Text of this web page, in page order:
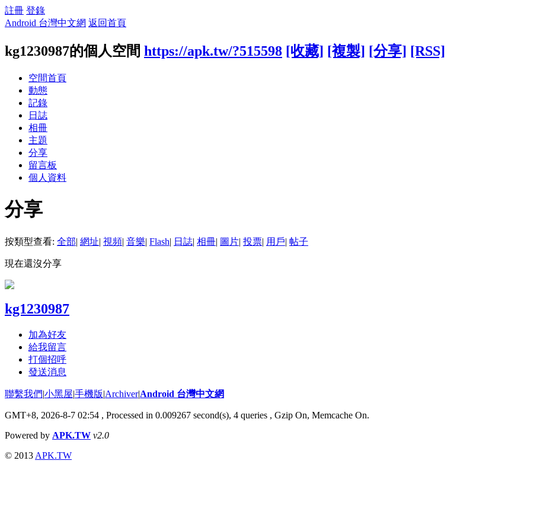
註冊 登錄
Android 台灣中文網 返回首頁
kg1230987的個人空間 https://apk.tw/?515598 [收藏] [複製] [分享] [RSS]
空間首頁
動態
記錄
日誌
相冊
主題
分享
留言板
個人資料
分享
按類型查看: 全部| 網址| 視頻| 音樂| Flash| 日誌| 相冊| 圖片| 投票| 用戶| 帖子
現在還沒分享
kg1230987
加為好友
給我留言
打個招呼
發送消息
聯繫我們|小黑屋|手機版|Archiver|Android 台灣中文網
GMT+8, 2026-8-7 02:54 , Processed in 0.009267 second(s), 4 queries , Gzip On, Memcache On.
Powered by APK.TW v2.0
© 2013 APK.TW